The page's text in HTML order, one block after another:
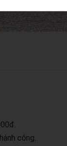
công.